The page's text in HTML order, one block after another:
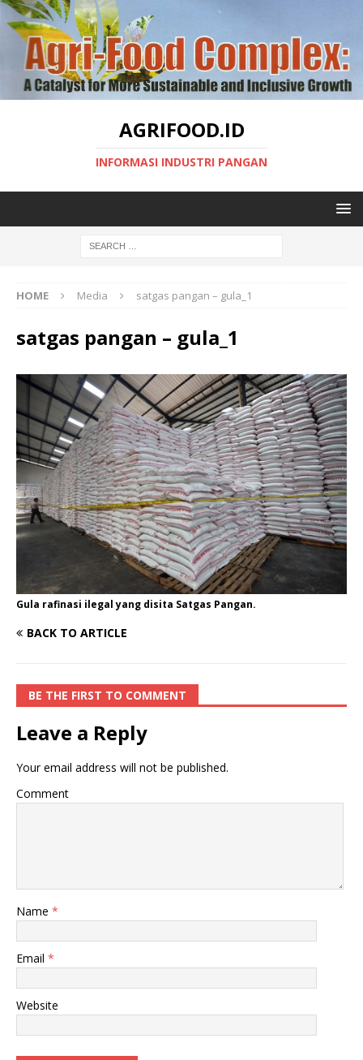
AGRIFOOD.ID
INFORMASI INDUSTRI PANGAN
HOME Media satgas pangan – gula_1
satgas pangan – gula_1
Gula rafinasi ilegal yang disita Satgas Pangan.
BACK TO ARTICLE
BE THE FIRST TO COMMENT
Leave a Reply
Your email address will not be published.
Comment
Name *
Email *
Website